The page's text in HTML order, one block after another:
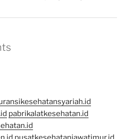
pabrikalatkesehatan.id